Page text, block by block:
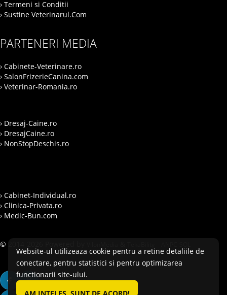
› Termeni si Conditii
› Sustine Veterinarul.Com
PARTENERI MEDIA
› Cabinete-Veterinare.ro
› SalonFrizerieCanina.com
› Veterinar-Romania.ro
› Dresaj-Caine.ro
› DresajCaine.ro
› NonStopDeschis.ro
› Cabinet-Individual.ro
› Clinica-Privata.ro
› Medic-Bun.com
© 2014-2026 Powered by
Website-ul utilizeaza cookie pentru a retine detaliile de
conectare, pentru statistici si pentru optimizarea
functionarii site-ului.